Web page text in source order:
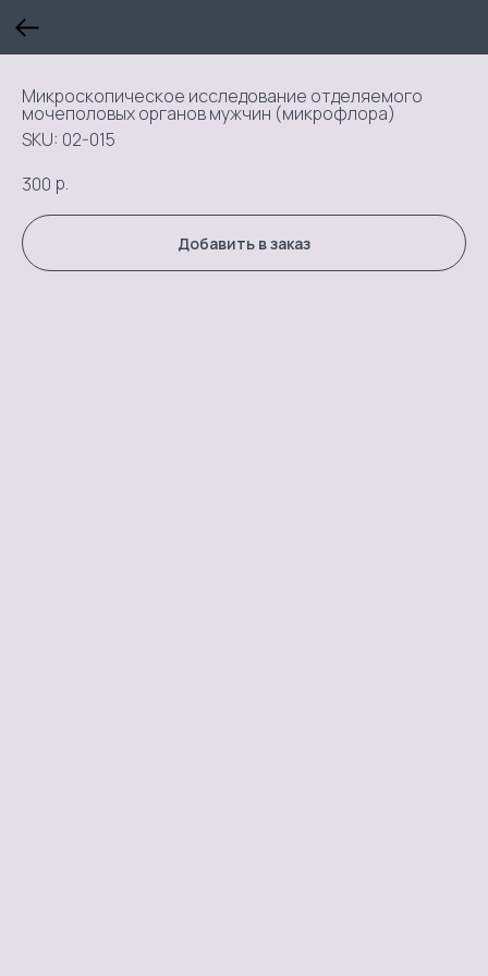
Микроскопическое исследование отделяемого
мочеполовых органов мужчин (микрофлора)
SKU: 02-015
300 р.
Добавить в заказ